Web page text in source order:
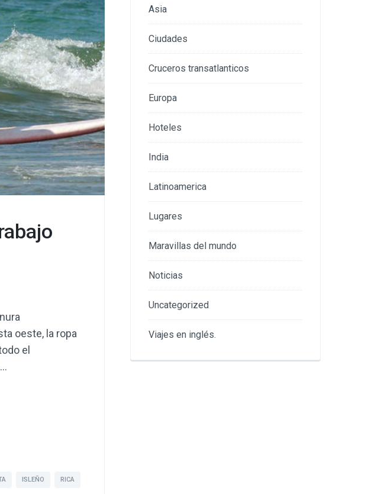
oeste, la ropa
el
ISLEÑO RICA
Asia
Ciudades
Cruceros transatlanticos
Europa
Hoteles
India
Latinoamerica
Lugares
Maravillas del mundo
Noticias
Uncategorized
Viajes en inglés.